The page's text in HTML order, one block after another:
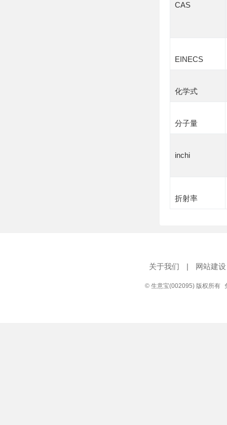
CAS
EINECS
化学式
分子量
inchi
折射率
关于我们 | 网站建设
© 生意宝(002095) 版权所有